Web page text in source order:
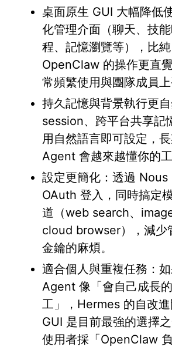
桌面原生 GUI 大幅降低
化管理介面（聊天、技
程、記憶瀏覽等），比
OpenClaw 的操作更直
常頻繁使用與團隊成員上
持久記憶與背景執行更
session、跨平台共享記
用自然語言即可設定，
Agent 會越來越懂你的工
設定更簡化：透過
OAuth 登入，同時搞定
道（web search、
cloud browser），減少
金鑰的麻煩。
適合個人與重複任務：
Agent 像「會自己成長
工」，Hermes 的自改
GUI 是目前最強的選擇
使用者採「OpenClaw